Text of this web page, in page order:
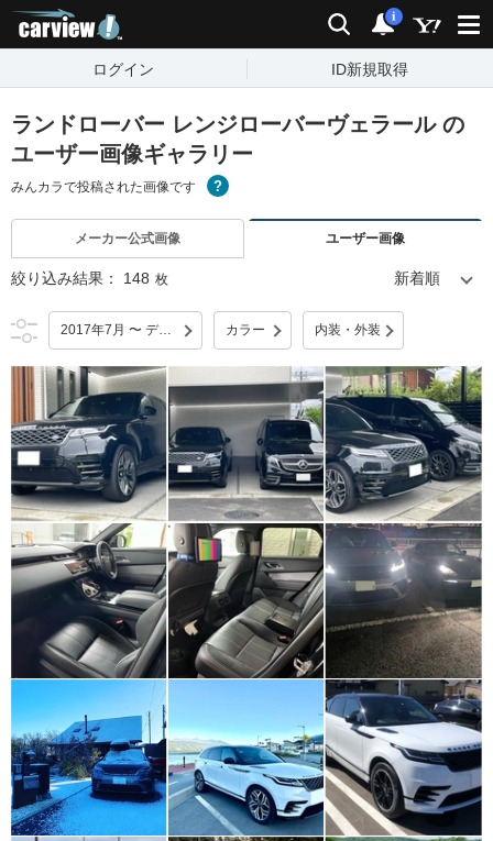
検索 通知
i
ログイン ID新規取得
ランドローバー レンジローバーヴェラール の
ユーザー画像ギャラリー
みんカラで投稿された画像です
メーカー公式画像 ユーザー画像
絞り込み結果： 148 枚
2017年7月 〜 デビュー カラー 内装・外装